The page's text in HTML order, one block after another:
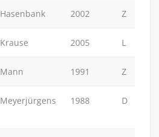
Hasenbank 2002 Z
Krause 2005 L
Mann 1991 Z
Meyerjürgens 1988 D